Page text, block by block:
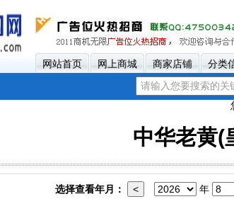
网站首页 网上商城 商家店铺 分类
中华老黄(
选择查看年月： 年